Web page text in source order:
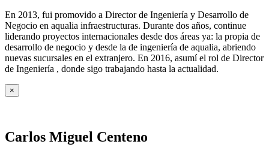
En 2013, fui promovido a Director de Ingeniería y Desarrollo de
Negocio en aqualia infraestructuras. Durante dos años, continue
liderando proyectos internacionales desde dos áreas ya: la propia de
desarrollo de negocio y desde la de ingeniería de aqualia, abriendo
nuevas sucursales en el extranjero. En 2016, asumí el rol de Director
de Ingeniería , donde sigo trabajando hasta la actualidad.
×
Carlos Miguel Centeno